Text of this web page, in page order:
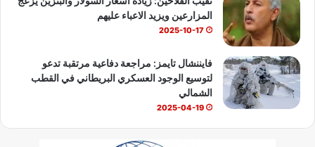
المزارعين ويزيد الاعباء عليهم
2025-10-17
فايننشال تايمز: مراجعة دفاعية مرتقبة تدعو
لتوسيع الوجود العسكري البريطاني في القطب
الشمالي
2025-04-19